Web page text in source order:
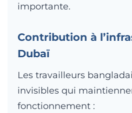
importante.
Contribution à
Dubaï
Les travailleurs
invisibles qui
fonctionnement :